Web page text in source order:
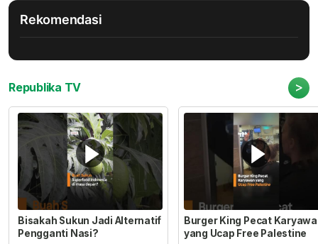
Rekomendasi
Republika TV >
Bisakah Sukun Jadi Alternatif
Pengganti Nasi?
Burger King Pecat
yang Ucap Free Palestine